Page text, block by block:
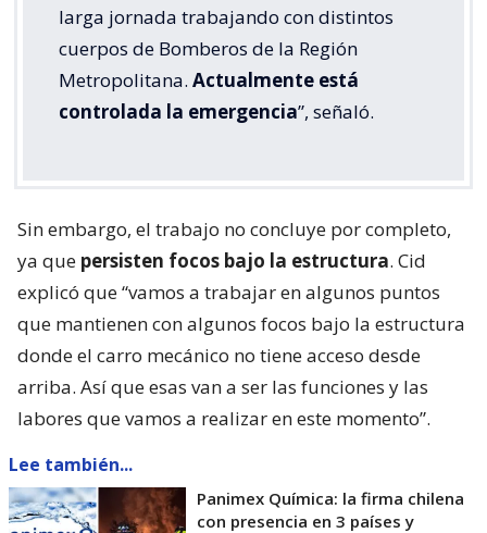
larga jornada trabajando con distintos
cuerpos de Bomberos de la Región
Metropolitana. Actualmente está
controlada la emergencia”, señaló.
Sin embargo, el trabajo no concluye por completo,
ya que persisten focos bajo la estructura. Cid
explicó que “vamos a trabajar en algunos puntos
que mantienen con algunos focos bajo la estructura
donde el carro mecánico no tiene acceso desde
arriba. Así que esas van a ser las funciones y las
labores que vamos a realizar en este momento”.
Lee también...
Panimex Química: la firma chilena
con presencia en 3 países y